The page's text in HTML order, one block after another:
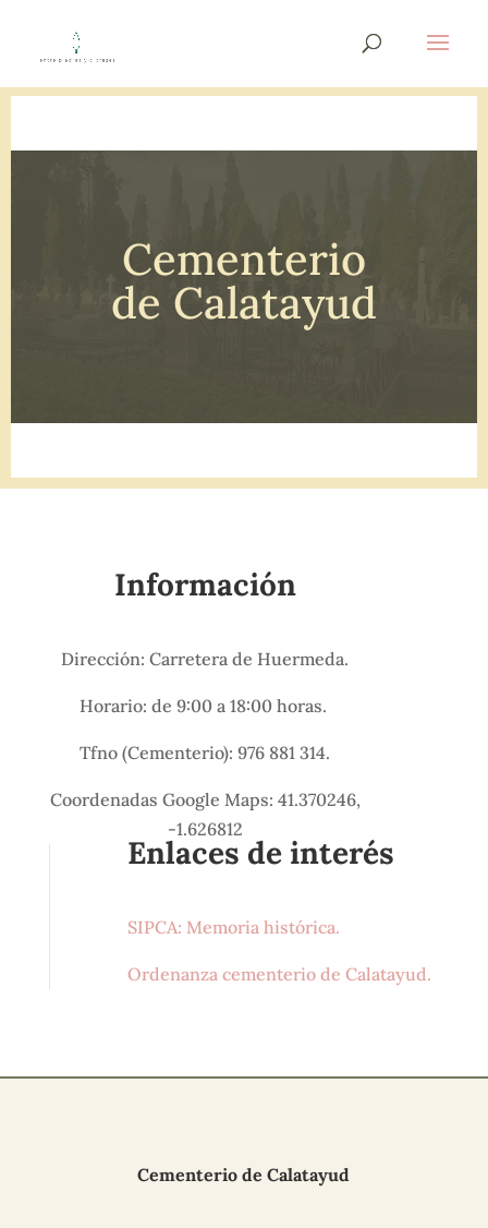
Cementerio
de Calatayud
Información
Dirección: Carretera de Huermeda.
Horario: de 9:00 a 18:00 horas.
Tfno (Cementerio): 976 881 314.
Coordenadas Google Maps: 41.370246,
-1.626812
Enlaces de interés
SIPCA: Memoria histórica.
Ordenanza cementerio de Calatayud.
Cementerio de Calatayud